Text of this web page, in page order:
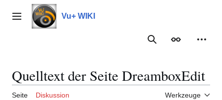
Inhalt
springenHauptmenü Vu+ WIKI
Suche
Quelltext der Seite DreamboxEdit
Seite Diskussion Werkzeuge